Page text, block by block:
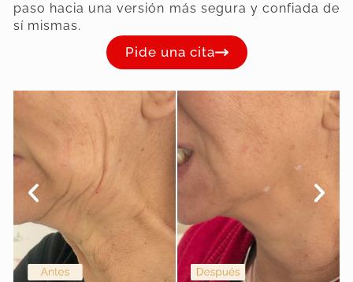
paso hacia una versión más segura y confiada de
sí mismas.
Pide una cita